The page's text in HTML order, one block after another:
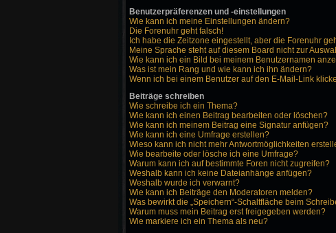
Benutzerpräferenzen und -einstellungen
Wie kann ich meine Einstellungen ändern?
Die Forenuhr geht falsch!
Ich habe die Zeitzone eingestellt, aber die Forenuhr
Meine Sprache steht auf diesem Board nicht zur
Wie kann ich ein Bild bei meinem Benutzernamen
Was ist mein Rang und wie kann ich ihn ändern?
Wenn ich bei einem Benutzer auf den E-Mail-Link
Beiträge schreiben
Wie schreibe ich ein Thema?
Wie kann ich einen Beitrag bearbeiten oder löschen?
Wie kann ich meinem Beitrag eine Signatur anfügen?
Wie kann ich eine Umfrage erstellen?
Wieso kann ich nicht mehr Antwortmöglichkeiten
Wie bearbeite oder lösche ich eine Umfrage?
Warum kann ich auf bestimmte Foren nicht zugreifen?
Weshalb kann ich keine Dateianhänge anfügen?
Weshalb wurde ich verwarnt?
Wie kann ich Beiträge den Moderatoren melden?
Was bewirkt die „Speichern“-Schaltfläche beim
Warum muss mein Beitrag erst freigegeben werden?
Wie markiere ich ein Thema als neu?